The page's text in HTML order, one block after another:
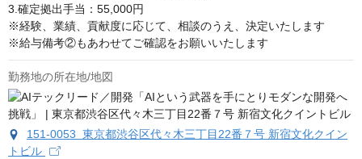
3.確定拠出手当：55,000円
※経験、業績、貢献度に応じて、相談のうえ、決定いたします
※給与備考②もあわせてご確認をお願いいたします
勤務地の所在地/地図
151-0053 東京都渋谷区代々木三丁目22番７号 新宿文化クイン
トビル